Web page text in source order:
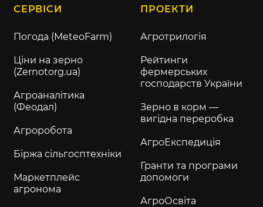
СЕРВІСИ
Погода (MeteoFarm)
Ціни на зерно
(Zernotorg.ua)
Агроаналітика
(Феодал)
Агроробота
Біржа сільгосптехніки
Маркетплейс
агронома
ПРОЕКТИ
Агротрилогія
Рейтинги
фермерських
господарств України
Зерно в корм —
вигідна переробка
АгроЕкспедиція
Гранти та програми
допомоги
АгроОсвіта